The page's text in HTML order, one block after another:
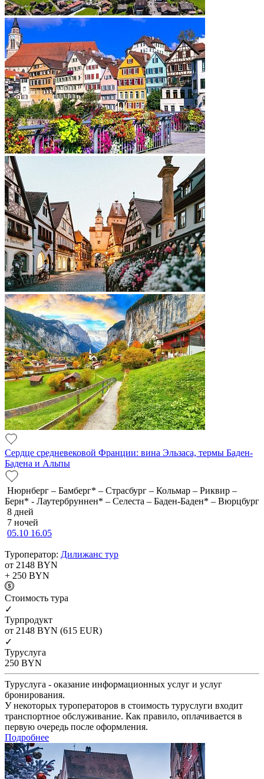
Сердце средневековой Франции: вина Эльзаса, термы Баден-
Бадена и Альпы
Нюрнберг – Бамберг* – Страсбург – Кольмар – Риквир –
Берн* - Лаутербруннен* – Селеста – Баден-Баден* – Вюрцбург
8 дней
7 ночей
05.10 16.05
Туроператор: Дилижанс тур
от 2148 BYN
+ 250 BYN
Cтоимость тура
✓
Турпродукт
от 2148 BYN (615 EUR)
✓
Туруслуга
250 BYN
Туруслуга - оказание информационных услуг и услуг
бронирования.
У некоторых туроператоров в стоимость туруслуги входит
транспортное обслуживание. Как правило, оплачивается в
первую очередь после оформления.
Подробнее